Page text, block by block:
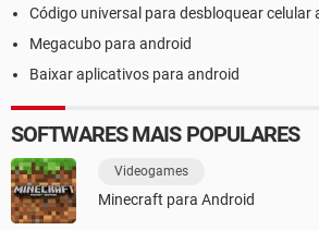
Código universal para desbloquear celular
Megacubo para android
Baixar aplicativos para android
SOFTWARES MAIS POPULARES
Videogames
Minecraft para Android